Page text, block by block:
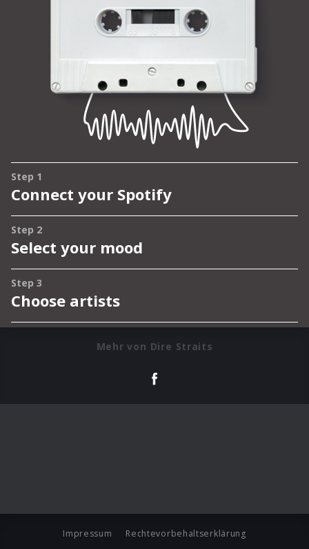
Mehr von Dire Straits
Impressum Rechtevorbehaltserklärung